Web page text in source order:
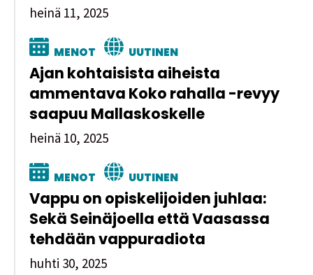
heinä 11, 2025
MENOT UUTINEN
Ajan kohtaisista aiheista
ammentava Koko rahalla -revyy
saapuu Mallaskoskelle
heinä 10, 2025
MENOT UUTINEN
Vappu on opiskelijoiden juhlaa:
Sekä Seinäjoella että Vaasassa
tehdään vappuradiota
huhti 30, 2025